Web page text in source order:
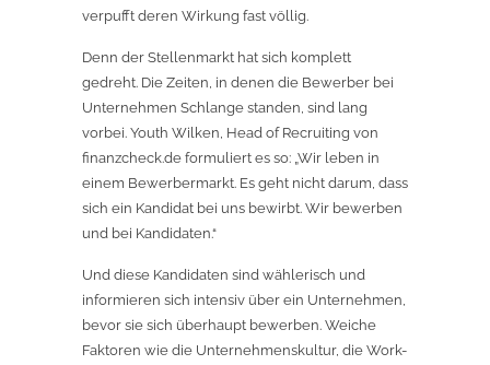
verpufft deren Wirkung fast völlig.
Denn der Stellenmarkt hat sich komplett
gedreht. Die Zeiten, in denen die Bewerber bei
Unternehmen Schlange standen, sind lang
vorbei. Youth Wilken, Head of Recruiting von
finanzcheck.de formuliert es so: „Wir leben in
einem Bewerbermarkt. Es geht nicht darum, dass
sich ein Kandidat bei uns bewirbt. Wir bewerben
und bei Kandidaten.“
Und diese Kandidaten sind wählerisch und
informieren sich intensiv über ein Unternehmen,
bevor sie sich überhaupt bewerben. Weiche
Faktoren wie die Unternehmenskultur, die Work-